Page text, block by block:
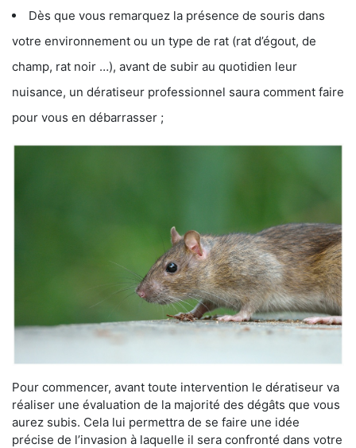
Dès que vous remarquez la présence de souris dans
votre environnement ou un type de rat (rat d’égout, de
champ, rat noir …), avant de subir au quotidien leur
nuisance, un dératiseur professionnel saura comment faire
pour vous en débarrasser ;
Pour commencer, avant toute intervention le dératiseur va
réaliser une évaluation de la majorité des dégâts que vous
aurez subis. Cela lui permettra de se faire une idée
précise de l’invasion à laquelle il sera confronté dans votre